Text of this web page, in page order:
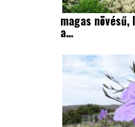
magas
a…